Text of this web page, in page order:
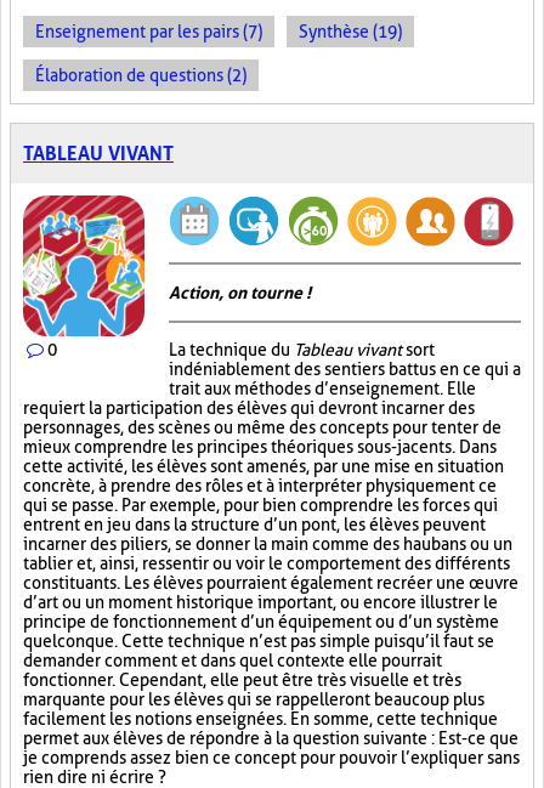
Enseignement par les pairs (7) Synthèse (19)
Élaboration de questions (2)
TABLEAU VIVANT
0
Action, on tourne !
La technique du Tableau vivantsort
indéniablement des sentiers battus en ce qui a
trait aux méthodes d’enseignement. Elle
requiert la participation des élèves qui devront incarner des
personnages, des scènes ou même des concepts pour tenter de
mieux comprendre les principes théoriques sous-jacents. Dans
cette activité, les élèves sont amenés, par une mise en situation
concrète, à prendre des rôles et à interpréter physiquement ce
qui se passe. Par exemple, pour bien comprendre les forces qui
entrent en jeu dans la structure d’un pont, les élèves peuvent
incarner des piliers, se donner la main comme des haubans ou un
tablier et, ainsi, ressentir ou voir le comportement des différents
constituants. Les élèves pourraient également recréer une œuvre
d’art ou un moment historique important, ou encore illustrer le
principe de fonctionnement d’un équipement ou d’un système
quelconque. Cette technique n’est pas simple puisqu’il faut se
demander comment et dans quel contexte elle pourrait
fonctionner. Cependant, elle peut être très visuelle et très
marquante pour les élèves qui se rappelleront beaucoup plus
facilement les notions enseignées. En somme, cette technique
permet aux élèves de répondre à la question suivante : Est-ce que
je comprends assez bien ce concept pour pouvoir l’expliquer sans
rien dire ni écrire ?